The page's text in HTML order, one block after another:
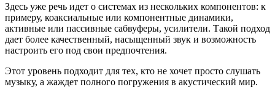
Здесь уже речь идет о системах из нескольких компонентов: к
примеру, коаксиальные или компонентные динамики,
активные или пассивные сабвуферы, усилители. Такой подход
дает более качественный, насыщенный звук и возможность
настроить его под свои предпочтения.
Этот уровень подходит для тех, кто не хочет просто слушать
музыку, а жаждет полного погружения в акустический мир.